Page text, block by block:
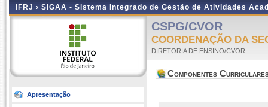
IFRJ › SIGAA - Sistema Integrado de Gestão de Atividades
Apresentação
CSPG/CVOR
COORDENAÇÃO DA
DIRETORIA DE ENSINO/CVOR
Componentes